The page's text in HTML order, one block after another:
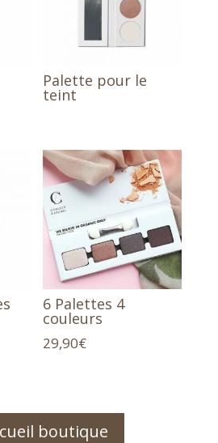
Palette pour le
teint
6 Palettes 4
couleurs
29,90€
boutique